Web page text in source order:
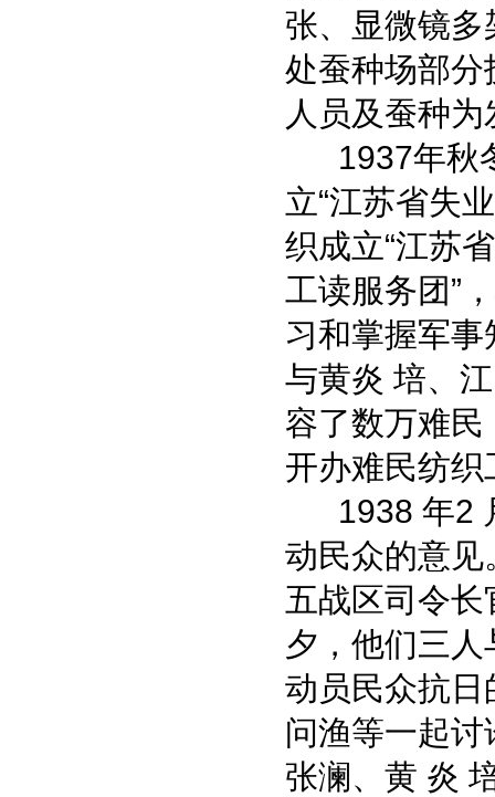
张、显微镜
处蚕种场部
人员及蚕种
1937年秋
立“江苏省失
织成立“江苏
工读服务团”
习和掌握军
与黄炎 培、
容了数万难民
开办难民纺织
1938 年2
动民众的意
五战区司令
夕，他们三
动员民众抗
问渔等一起
张澜、黄 炎